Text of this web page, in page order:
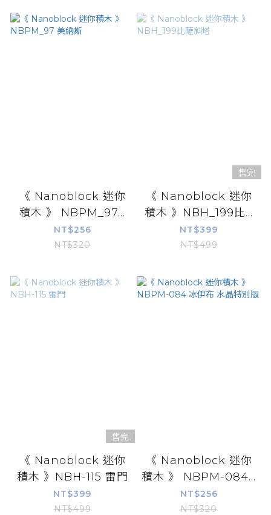
《 Nanoblock 迷你
積木 》 NBPM_97...
NT$256
NT$320
售完
《 Nanoblock 迷你
積木 》NBH_199比...
NT$399
NT$499
售完
《 Nanoblock 迷你
積木 》NBH-115 雷門
NT$399
NT$499
《 Nanoblock 迷你
積木 》 NBPM-084...
NT$256
NT$320